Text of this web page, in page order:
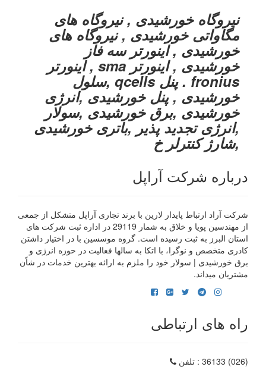
نیروگاه خورشیدی , نیروگاه های
مگاواتی خورشیدی , نیروگاه های
خورشیدی , اینورتر سه فاز
خورشیدی , اینورتر sma , اینورتر
fronius . پنل qcells ,سلول
خورشیدی , پنل خورشیدی ,انرژی
خورشیدی ,برق خورشیدی ,سولار
,انرژی تجدید پذیر ,باتری خورشیدی
,شارژ کنترلر خ
درباره شرکت آراپل
شرکت آراد ارتباط پایدار لارین با برند تجاری آراپل متشکل از جمعی
از مهندسین پویا و خلاق به شمار 29119 در اداره ثبت شرکت های
استان البرز به ثبت رسیده است. گروه موسسین با در اختیار داشتن
کادری متخصص و نوگرا، با اتکا به سالها فعالیت در حوزه انرژی و
برق خورشیدی | سولار خود را ملزم به ارائه بهترین خدمات در شاًن
مشتریان میداند.
راه های ارتباطی
(026) 36133 : تلفن